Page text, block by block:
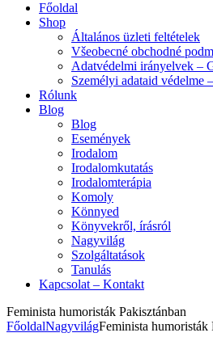
Főoldal
Shop
Általános üzleti feltételek
Všeobecné obchodné
Adatvédelmi irányelvek –
Személyi adataid védelme
Rólunk
Blog
Blog
Események
Irodalom
Irodalomkutatás
Irodalomterápia
Komoly
Könnyed
Könyvekről, írásról
Nagyvilág
Szolgáltatások
Tanulás
Kapcsolat – Kontakt
Feminista humoristák Pakisztánban
FőoldalNagyvilágFeminista humoristák